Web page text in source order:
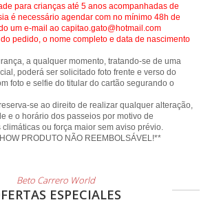
para crianças até 5 anos acompanhadas de
é necessário agendar com no mínimo 48h de
um e-mail ao capitao.gato@hotmail.com
pedido, o nome completo e data de nascimento
a qualquer momento, tratando-se de uma
poderá ser solicitado foto frente e verso do
foto e selfie do titular do cartão segurando o
se ao direito de realizar qualquer alteração,
e o horário dos passeios por motivo de
ou força maior sem aviso prévio.
Beto Carrero World
ESPECIALES